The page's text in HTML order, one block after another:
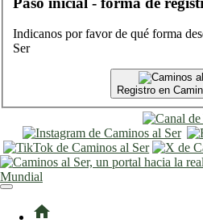
Indicanos por favor de qué forma
Ser
Registro en
home